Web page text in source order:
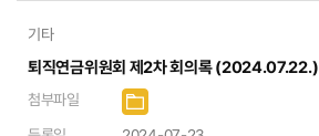
기타
퇴직연금위원회 제2차 회의록 (2024.07.22.)
첨부파일